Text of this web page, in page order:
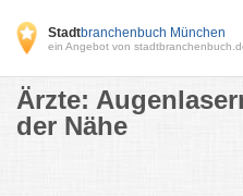
Stadtbranchenbuch München
ein Angebot von
Ärzte:
der Nähe